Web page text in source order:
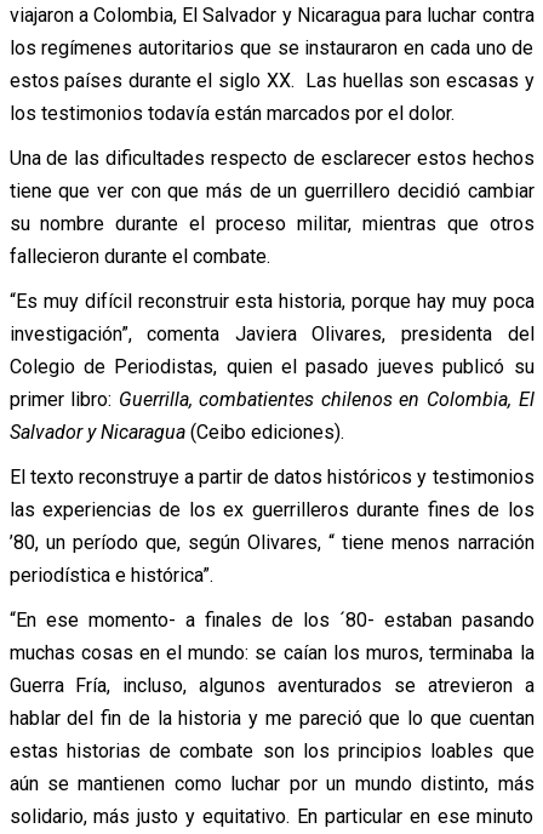
viajaron a Colombia, El Salvador y Nicaragua para luchar contra
los regímenes autoritarios que se instauraron en cada uno de
estos países durante el siglo XX. Las huellas son escasas y
los testimonios todavía están marcados por el dolor.
Una de las dificultades respecto de esclarecer estos hechos
tiene que ver con que más de un guerrillero decidió cambiar
su nombre durante el proceso militar, mientras que otros
fallecieron durante el combate.
“Es muy difícil reconstruir esta historia, porque hay muy poca
investigación”, comenta Javiera Olivares, presidenta del
Colegio de Periodistas, quien el pasado jueves publicó su
primer libro: Guerrilla, combatientes chilenos en Colombia, El
Salvador y Nicaragua(Ceibo ediciones).
El texto reconstruye a partir de datos históricos y testimonios
las experiencias de los ex guerrilleros durante fines de los
’80, un período que, según Olivares, “ tiene menos narración
periodística e histórica”.
“En ese momento- a finales de los ´80- estaban pasando
muchas cosas en el mundo: se caían los muros, terminaba la
Guerra Fría, incluso, algunos aventurados se atrevieron a
hablar del fin de la historia y me pareció que lo que cuentan
estas historias de combate son los principios loables que
aún se mantienen como luchar por un mundo distinto, más
solidario, más justo y equitativo. En particular en ese minuto